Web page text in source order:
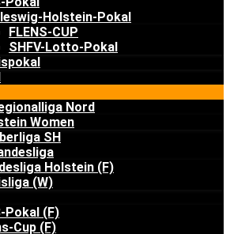
Holstein-Pokal
FLENS-CUP
SHFV-Lotto-Pokal
Nord
Women
SH
Holstein (F)
(W)
Pokal (F)
Cup (F)